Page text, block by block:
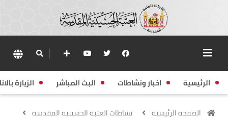
الرئيسية اخبار ونشاطات البث المباشر الزيارة
الصفحة الرئيسية نشاطات العتبة الحسينية المقدسة